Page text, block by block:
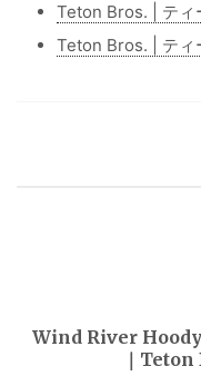
Teton Bros. | ティ
Teton Bros. | ティ
稿
Wind River
｜Teton